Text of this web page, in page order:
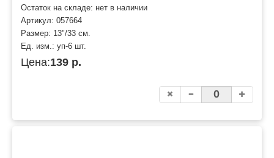
Остаток на складе: нет в наличии
Артикул: 057664
Размер: 13"/33 см.
Ед. изм.: уп-6 шт.
Цена:139 р.